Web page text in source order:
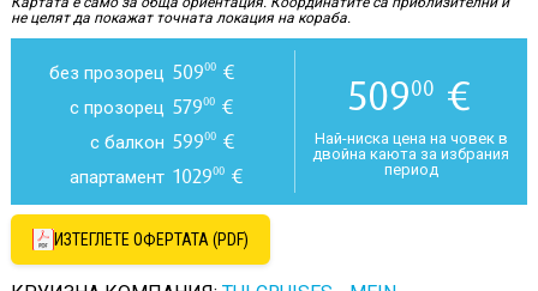
не целят да покажат точната локация на кораба.
без прозорец 50900€
с прозорец 57900€
с балкон 59900€
апартамент 102900€
50900 €
Най-ниска цена на човек в
двойна каюта за избрания
период
ИЗТЕГЛЕТЕ ОФЕРТАТА (PDF)